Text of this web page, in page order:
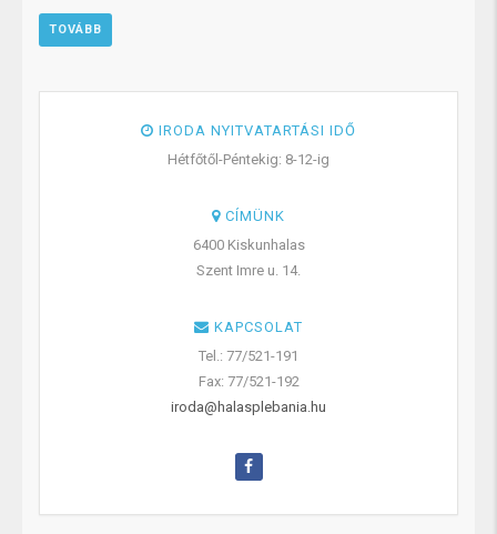
TOVÁBB
IRODA NYITVATARTÁSI IDŐ
Hétfőtől-Péntekig: 8-12-ig
CÍMÜNK
6400 Kiskunhalas
Szent Imre u. 14.
KAPCSOLAT
Tel.: 77/521-191
Fax: 77/521-192
iroda@halasplebania.hu